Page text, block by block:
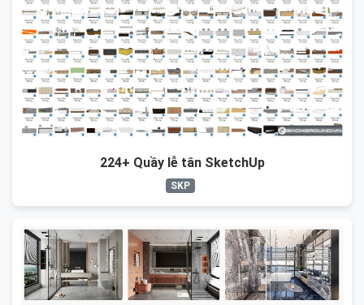
224+ Quầy lễ tân SketchUp
SKP